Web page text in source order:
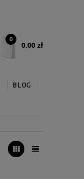
0,00 zł
0
BLOG